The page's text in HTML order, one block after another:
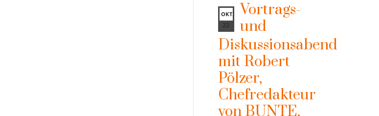
OKT.
22
Vortrags-
und
Diskussionsabend
mit Robert
Pölzer,
Chefredakteur
von BUNTE,